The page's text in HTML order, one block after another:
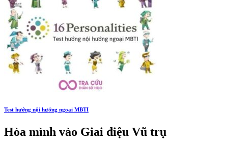
Test hướng nội hướng ngoại MBTI
Hòa mình vào Giai điệu Vũ trụ